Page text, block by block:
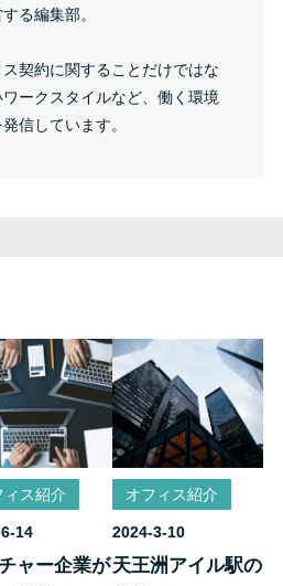
る編集部。
契約に関することだけではな
ークスタイルなど、働く環境
信しています。
ィス紹介
14
ャー企業が
オフィス紹介
2024-3-10
天王洲アイル駅の